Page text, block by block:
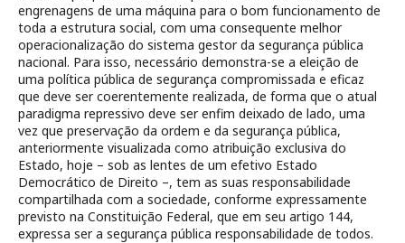
engrenagens de uma máquina para o bom funcionamento de
toda a estrutura social, com uma consequente melhor
operacionalização do sistema gestor da segurança pública
nacional. Para isso, necessário demonstra-se a eleição de
uma política pública de segurança compromissada e eficaz
que deve ser coerentemente realizada, de forma que o atual
paradigma repressivo deve ser enfim deixado de lado, uma
vez que preservação da ordem e da segurança pública,
anteriormente visualizada como atribuição exclusiva do
Estado, hoje – sob as lentes de um efetivo Estado
Democrático de Direito –, tem as suas responsabilidade
compartilhada com a sociedade, conforme expressamente
previsto na Constituição Federal, que em seu artigo 144,
expressa ser a segurança pública responsabilidade de todos.